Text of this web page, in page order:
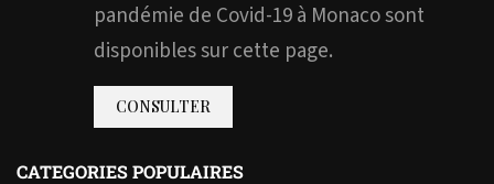
pandémie de Covid-19 à Monaco sont
disponibles sur cette page.
CONSULTER
CATEGORIES POPULAIRES